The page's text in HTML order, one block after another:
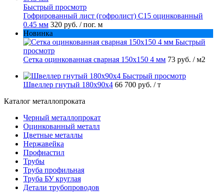
Быстрый просмотр
Гофрированный лист (гофролист) С15 оцинкованный
0.45 мм 320 руб. / пог. м
Новинка
Быстрый
просмотр
Сетка оцинкованная сварная 150х150 4 мм 73 руб. / м2
Быстрый просмотр
Швеллер гнутый 180х90х4 66 700 руб. / т
Каталог металлопроката
Черный металлопрокат
Оцинкованный металл
Цветные металлы
Нержавейка
Профнастил
Трубы
Труба профильная
Труба БУ круглая
Детали трубопроводов